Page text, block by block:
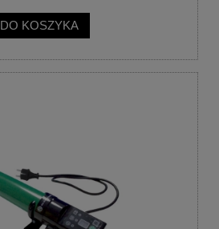
DO KOSZYKA